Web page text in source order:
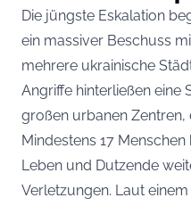
Die jüngste Eskalation
ein massiver Beschuss
mehrere ukrainische
Angriffe hinterließen eine
großen urbanen Zentren,
Mindestens 17
Leben und Dutzende
Verletzungen. Laut